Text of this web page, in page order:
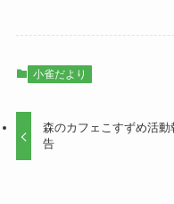
小雀だより
森のカフェこすずめ活動
告